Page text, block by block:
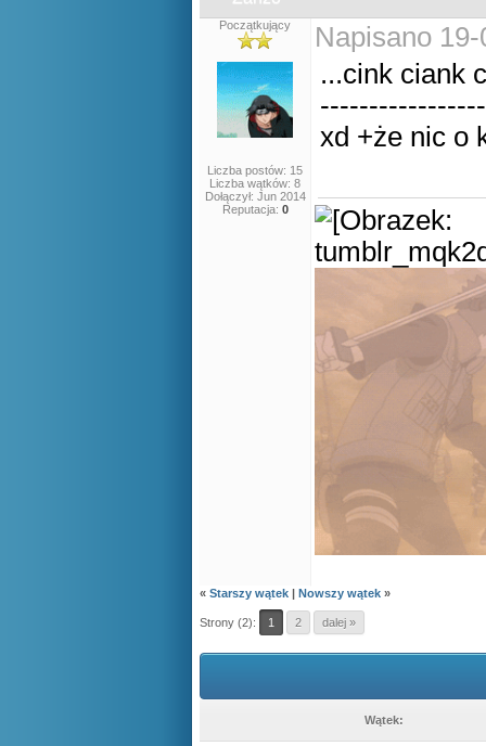
Początkujący
Liczba postów: 15
Liczba wątków: 8
Dołączył: Jun 2014
Reputacja: 0
Napisano
...cink ciank
xd +że nic o
« Starszy wątek | Nowszy wątek »
Strony (2): 1 2 dalej »
Wątek: